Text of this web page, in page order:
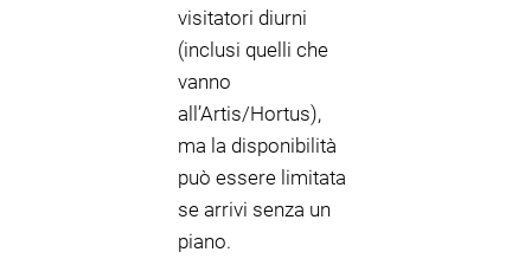
visitatori diurni
(inclusi quelli che
vanno
all’Artis/Hortus),
ma la disponibilità
può essere limitata
se arrivi senza un
piano.